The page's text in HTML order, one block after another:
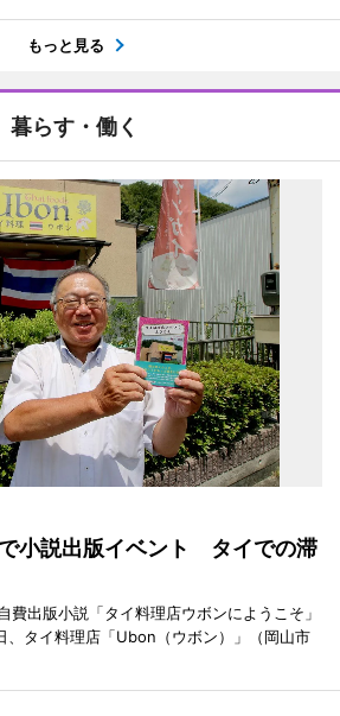
もっと見る
暮らす・働く
小説出版イベント タイでの滞
費出版小説「タイ料理店ウボンにようこそ」
、タイ料理店「Ubon（ウボン）」（岡山市